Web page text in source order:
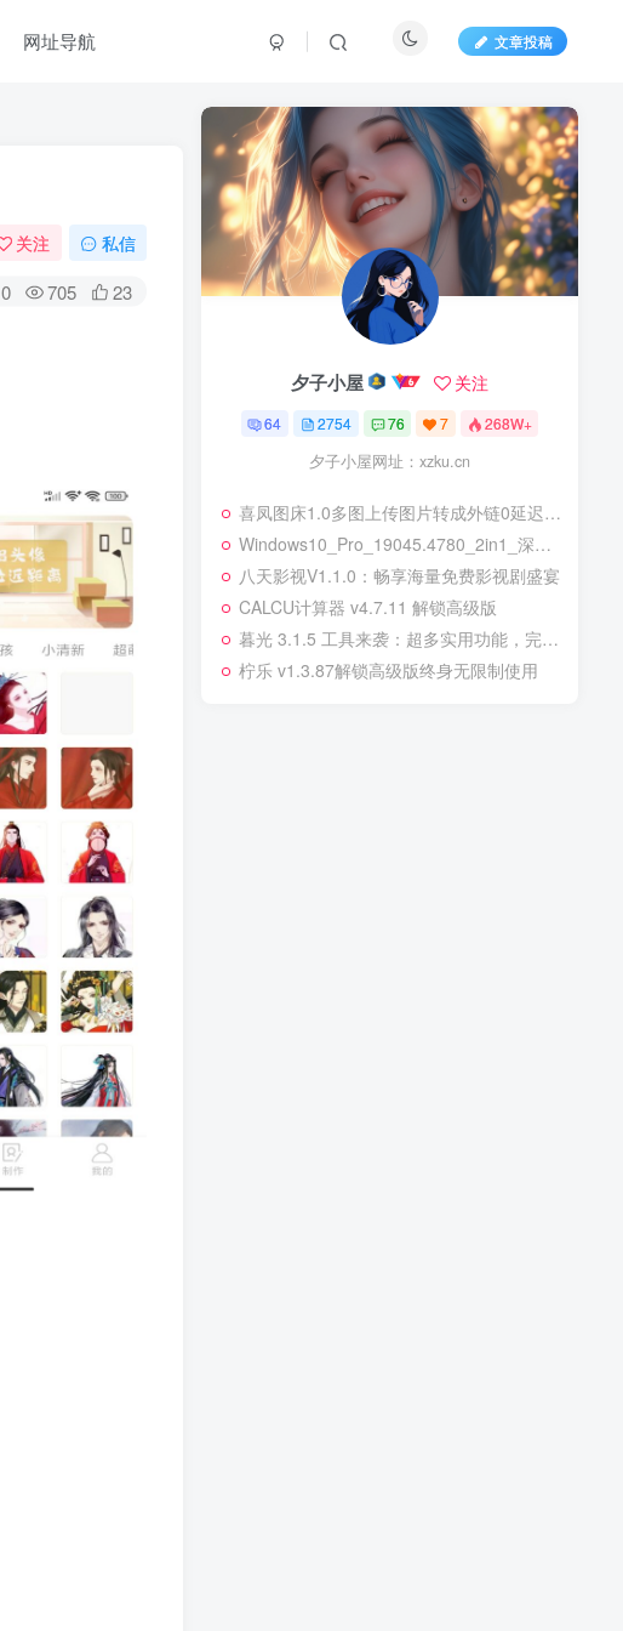
网址导航 文章投稿
关注 私信
0 705 23
夕子小屋 关注
64 2754 76 7 268W+
夕子小屋网址：xzku.cn
喜凤图床1.0多图上传图片转成外链0延迟加载
Windows10_Pro_19045.4780_2in1_深度精简版_小修
八天影视V1.1.0：畅享海量免费影视剧盛宴
CALCU计算器 v4.7.11 解锁高级版
暮光 3.1.5 工具来袭：超多实用功能，完全免费无广告
柠乐 v1.3.87解锁高级版终身无限制使用